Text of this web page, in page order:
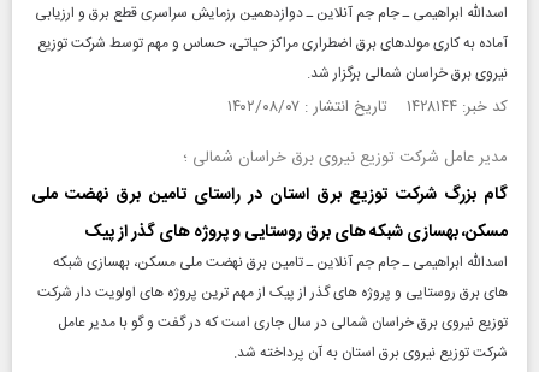
اسدالله ابراهیمی ـ جام جم آنلاین ـ دوازدهمین رزمایش سراسری قطع برق و ارزیابی
آماده به کاری مولد‌های برق اضطراری مراکز حیاتی، حساس و مهم توسط شرکت توزیع
نیروی برق خراسان شمالی برگزار شد.
کد خبر: ۱۴۲۸۱۴۴ تاریخ انتشار : ۱۴۰۲/۰۸/۰۷
مدیر عامل شرکت توزیع نیروی برق خراسان شمالی ؛
گام بزرگ شرکت توزیع برق استان در راستای تامین برق نهضت ملی
مسکن، بهسازی شبکه های برق روستایی و پروژه های گذر از پیک
اسدالله ابراهیمی ـ جام جم آنلاین ـ تامین برق نهضت ملی مسکن، بهسازی شبکه
های برق روستایی و پروژه های گذر از پیک از مهم ترین پروژه های اولویت دار شرکت
توزیع نیروی برق خراسان شمالی در سال جاری است که در گفت و گو با مدیر عامل
شرکت توزیع نیروی برق استان به آن پرداخته شد.